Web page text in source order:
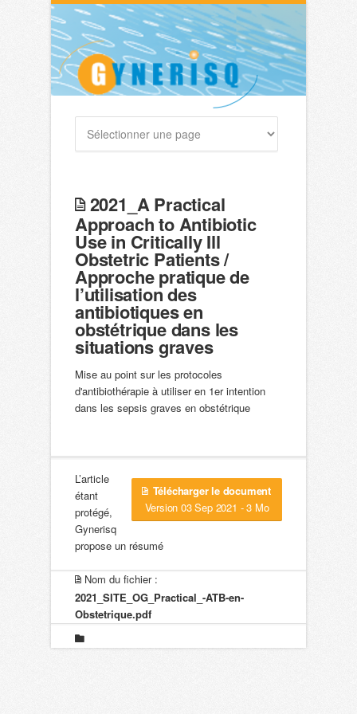
2021_A Practical
Approach to Antibiotic
Use in Critically Ill
Obstetric Patients /
Approche pratique de
l’utilisation des
antibiotiques en
obstétrique dans les
situations graves
Mise au point sur les protocoles
d'antibiothérapie à utiliser en 1er intention
dans les sepsis graves en obstétrique
Télécharger le document
Version 03 Sep 2021 - 3 Mo
L’article
étant
protégé,
Gynerisq
propose un résumé
Nom du fichier :
2021_SITE_OG_Practical_-ATB-en-
Obstetrique.pdf